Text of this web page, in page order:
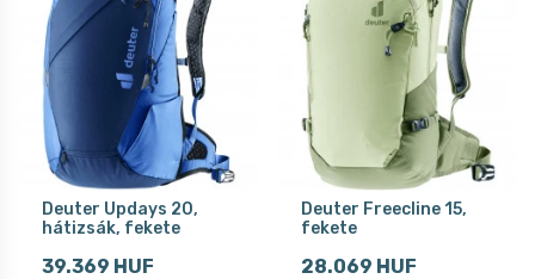
Deuter Updays 20,
hátizsák, fekete
39.369 HUF
Deuter Freecline 15,
fekete
28.069 HUF